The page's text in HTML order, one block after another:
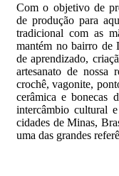
Com o objetivo de
de produção para
tradicional com as
mantém no bairro de
de aprendizado,
artesanato de nossa
crochê, vagonite,
cerâmica e bonecas
intercâmbio cultural
cidades de Minas,
uma das grandes